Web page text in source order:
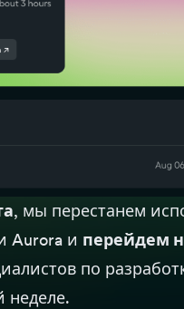
, мы перестанем
Aurora и перейдем
по
неделе.